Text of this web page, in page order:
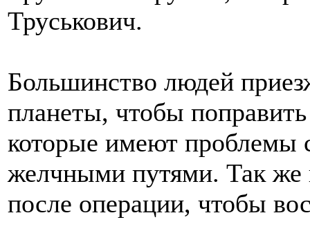
Труськович.
Большинство людей
планеты, чтобы
которые имеют проблемы
желчными путями. Так же
после операции, чтобы